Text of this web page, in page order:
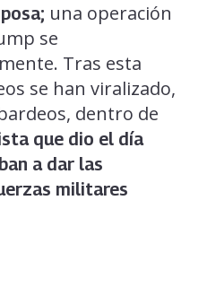
una operación
se
Tras esta
se han viralizado,
dentro de
que dio el día
a dar las
militares